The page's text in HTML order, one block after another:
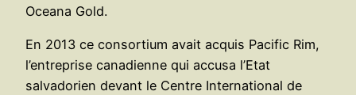
Oceana Gold.
En 2013 ce consortium avait acquis Pacific Rim,
l’entreprise canadienne qui accusa l’Etat
salvadorien devant le Centre International de